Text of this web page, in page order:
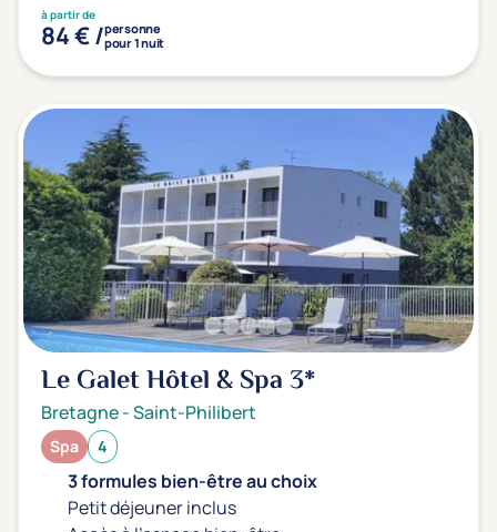
à partir de
84 € /personne
pour 1 nuit
Le Galet Hôtel & Spa 3*
Bretagne-Saint-Philibert
Spa 4
3 formules bien-être au choix
Petit déjeuner inclus